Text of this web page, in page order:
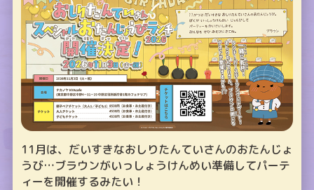
11月は、だいすきなおしりたんていさんのおたんじょ
うび…ブラウンがいっしょうけんめい準備してパーテ
ィーを開催するみたい！